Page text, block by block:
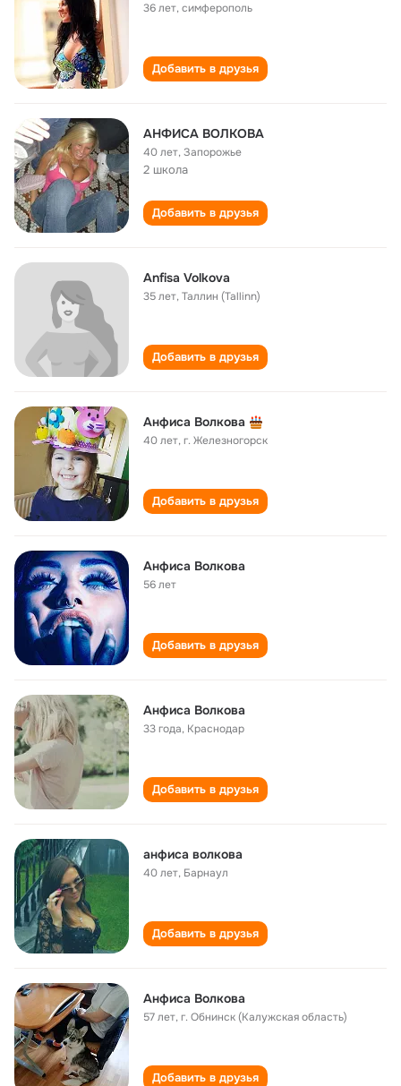
36 лет,симферополь
Добавить в друзья
АНФИСA ВОЛКОВА
40 лет,Запорожье
2 школа
Добавить в друзья
Anfisa Volkova
35 лет,Таллин (Tallinn)
Добавить в друзья
Анфиса Волкова
40 лет,г. Железногорск
Добавить в друзья
Анфиса Волкова
56 лет
Добавить в друзья
Анфиса Волкова
33 года, Краснодар
Добавить в друзья
анфиса волкова
40 лет, Барнаул
Добавить в друзья
Анфиса Волкова
57 лет,г. Обнинск (Калужская область)
Добавить в друзья